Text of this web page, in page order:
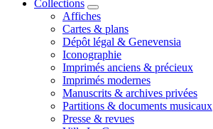
Collections
Affiches
Cartes & plans
Dépôt légal & Genevensia
Iconographie
Imprimés anciens & précieux
Imprimés modernes
Manuscrits & archives privées
Partitions & documents musicaux
Presse & revues